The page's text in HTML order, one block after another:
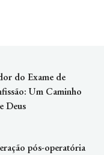
do Exame de
Um Caminho
Deus
pós-operatória